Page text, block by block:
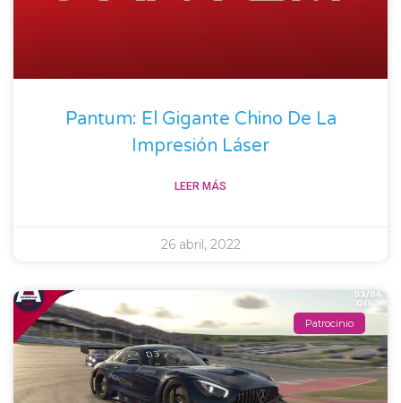
Pantum: El Gigante Chino De La
Impresión Láser
LEER MÁS
26 abril, 2022
Patrocinio